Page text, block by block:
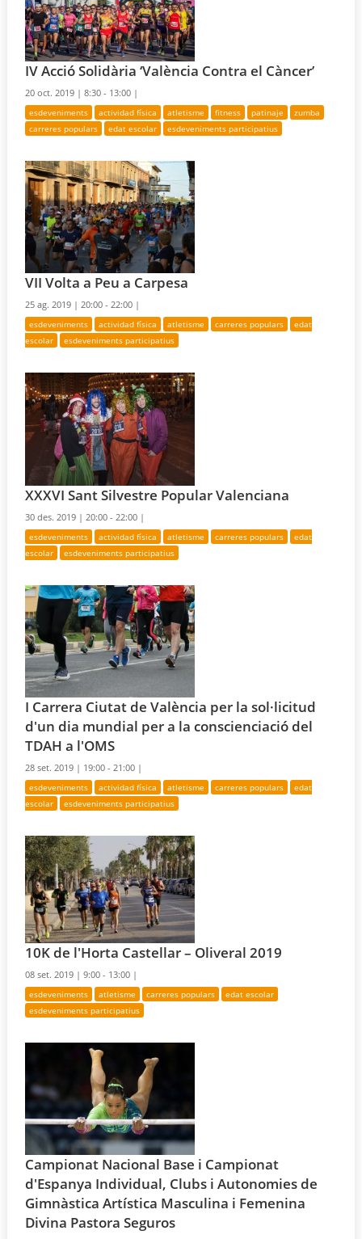
IV Acció Solidària ‘València Contra el Càncer’
20 oct. 2019 |8:30 - 13:00 |
esdeveniments actividad física atletisme fitness patinaje
zumba
carreres populars
edat escolar esdeveniments participatius
VII Volta a Peu a Carpesa
25 ag. 2019 |20:00 - 22:00 |
esdeveniments actividad física atletisme carreres populars
edat
escolar
esdeveniments participatius
XXXVI Sant Silvestre Popular Valenciana
30 des. 2019 |20:00 - 22:00 |
esdeveniments actividad física atletisme carreres populars
edat
escolar
esdeveniments participatius
I Carrera Ciutat de València per la sol·licitud
d'un dia mundial per a la conscienciació del
TDAH a l'OMS
28 set. 2019 | 19:00 - 21:00 |
esdeveniments actividad física atletisme carreres populars
edat
escolar
esdeveniments participatius
10K de l'Horta Castellar – Oliveral 2019
08 set. 2019 |9:00 - 13:00 |
esdeveniments atletisme carreres populars
edat escolar
esdeveniments participatius
Campionat Nacional Base i Campionat
d'Espanya Individual, Clubs i Autonomies de
Gimnàstica Artística Masculina i Femenina
Divina Pastora Seguros